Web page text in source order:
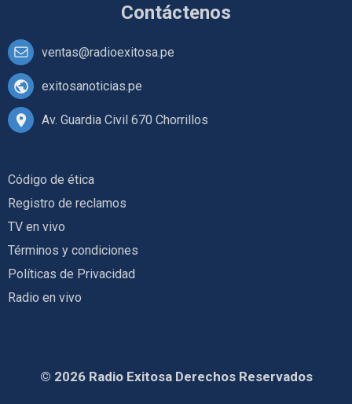
Contáctenos
ventas@radioexitosa.pe
exitosanoticias.pe
Av. Guardia Civil 670 Chorrillos
Código de ética
Registro de reclamos
TV en vivo
Términos y condiciones
Políticas de Privacidad
Radio en vivo
© 2026 Radio Exitosa Derechos Reservados